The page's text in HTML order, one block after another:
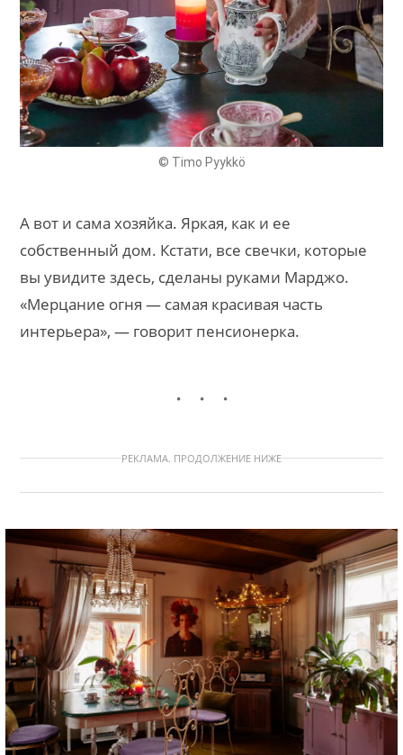
© Timo Pyykkö
А вот и сама хозяйка. Яркая, как и ее
собственный дом. Кстати, все свечки, которые
вы увидите здесь, сделаны руками Марджо.
«Мерцание огня — самая красивая часть
интерьера», — говорит пенсионерка.
РЕКЛАМА. ПРОДОЛЖЕНИЕ НИЖЕ